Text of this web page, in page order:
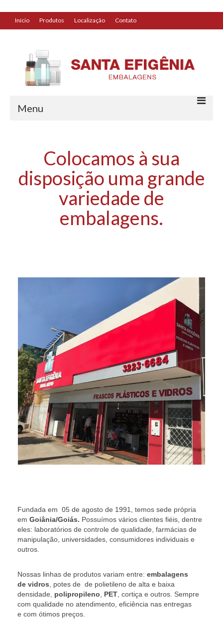
replica watches|replica
Início Produtos Localização Contato
Menu
Produtos
Localização
Colocamos à sua
disposição uma grande
variedade de
embalagens.
Fundada em 05 de agosto de 1991, temos sede própria
em Goiânia/Goiás. Possuímos vários clientes fiéis, dentre
eles: laboratórios de controle de qualidade, farmácias de
manipulação, universidades, consumidores individuais e
outros.
Nossas linhas de produtos variam entre: embalagens
de vidros , potes de de polietileno de alta e baixa
densidade, polipropileno PET , cortiça e outros. Sempre
com qualidade no atendimento, eficiência nas entregas
e com ótimos preços.